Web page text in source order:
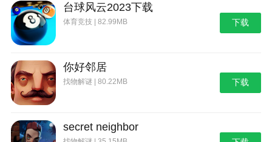
台球风云2023下载
体育竞技 | 82.99MB 下载
你好邻居
找物解谜 | 80.22MB 下载
secret neighbor